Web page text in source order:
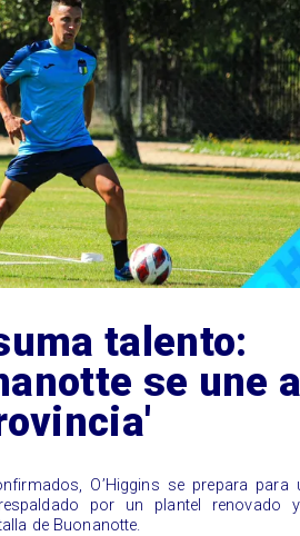
talento:
se une al
O’Higgins se prepara para
por un plantel renovado
de Buonanotte.